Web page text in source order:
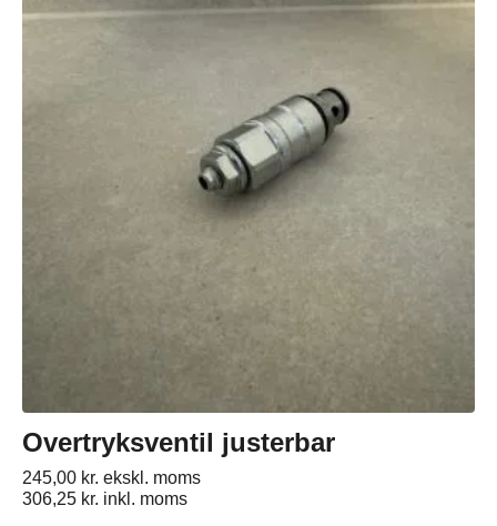
Overtryksventil justerbar
245,00 kr. ekskl. moms
306,25 kr. inkl. moms